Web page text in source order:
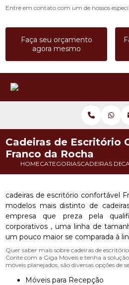
Entre em contato com um de nossos
Faça seu orçamento
agora mesmo
HOMECATEGORIASCADEIRAS DE
Cadeiras de Escritório
Franco da Rocha
cadeiras de escritório confortável
modelos mais distinto de
empresa que preza pela
corporativos , uma linha de
um pouco maior se comparada à
Quer saber mais sobre cadeiras de
Conte com a Giga Moveis e tenha a
móveis planejados, são diversas opções de
Móveis para Recepção